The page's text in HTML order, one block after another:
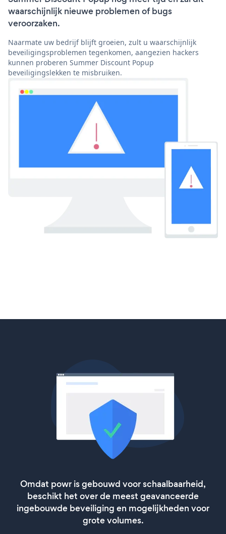
waarschijnlijk nieuwe problemen of bugs
veroorzaken.
Naarmate uw bedrijf blijft groeien, zult u waarschijnlijk
beveiligingsproblemen tegenkomen, aangezien hackers
kunnen proberen Summer Discount Popup
beveiligingslekken te misbruiken.
Omdat powr is gebouwd voor schaalbaarheid,
beschikt het over de meest geavanceerde
ingebouwde beveiliging en mogelijkheden voor
grote volumes.